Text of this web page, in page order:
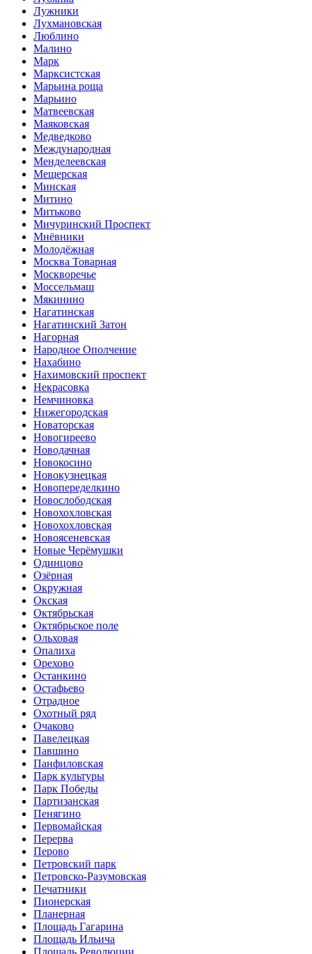
Лужники
Лухмановская
Люблино
Малино
Марк
Марксистская
Марьина роща
Марьино
Матвеевская
Маяковская
Медведково
Международная
Менделеевская
Мещерская
Минская
Митино
Митьково
Мичуринский Проспект
Мнёвники
Молодёжная
Москва Товарная
Москворечье
Моссельмаш
Мякинино
Нагатинская
Нагатинский Затон
Нагорная
Народное Ополчение
Нахабино
Нахимовский проспект
Некрасовка
Немчиновка
Нижегородская
Новаторская
Новогиреево
Новодачная
Новокосино
Новокузнецкая
Новопеределкино
Новослободская
Новохохловская
Новохохловская
Новоясеневская
Новые Черёмушки
Одинцово
Озёрная
Окружная
Окская
Октябрьская
Октябрьское поле
Ольховая
Опалиха
Орехово
Останкино
Остафьево
Отрадное
Охотный ряд
Очаково
Павелецкая
Павшино
Панфиловская
Парк культуры
Парк Победы
Партизанская
Пенягино
Первомайская
Перерва
Перово
Петровский парк
Петровско-Разумовская
Печатники
Пионерская
Планерная
Площадь Гагарина
Площадь Ильича
Площадь Революции